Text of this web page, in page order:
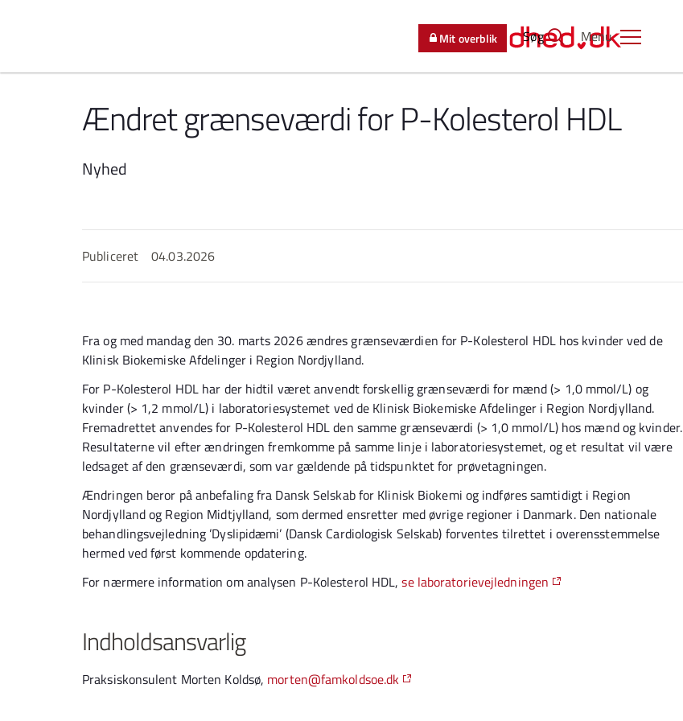
Menu
Søg
Mit overblik
Ændret grænseværdi for P-Kolesterol HDL
Nyhed
Publiceret 04.03.2026
Fra og med mandag den 30. marts 2026 ændres grænseværdien for P-Kolesterol HDL hos kvinder ved de
Klinisk Biokemiske Afdelinger i Region Nordjylland.
For P-Kolesterol HDL har der hidtil været anvendt forskellig grænseværdi for mænd (> 1,0 mmol/L) og
kvinder (> 1,2 mmol/L) i laboratoriesystemet ved de Klinisk Biokemiske Afdelinger i Region Nordjylland.
Fremadrettet anvendes for P-Kolesterol HDL den samme grænseværdi (> 1,0 mmol/L) hos mænd og kvinder.
Resultaterne vil efter ændringen fremkomme på samme linje i laboratoriesystemet, og et resultat vil være
ledsaget af den grænseværdi, som var gældende på tidspunktet for prøvetagningen.
Ændringen beror på anbefaling fra Dansk Selskab for Klinisk Biokemi og indføres samtidigt i Region
Nordjylland og Region Midtjylland, som dermed ensretter med øvrige regioner i Danmark. Den nationale
behandlingsvejledning ’Dyslipidæmi’ (Dansk Cardiologisk Selskab) forventes tilrettet i overensstemmelse
hermed ved først kommende opdatering.
For nærmere information om analysen P-Kolesterol HDL,se laboratorievejledningen
Indholdsansvarlig
Praksiskonsulent Morten Koldsø, morten@famkoldsoe.dk